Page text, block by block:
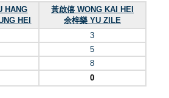
HANG
HEI
黃啟僖 WONG KAI HEI
余梓樂 YU ZILE
3
5
8
0